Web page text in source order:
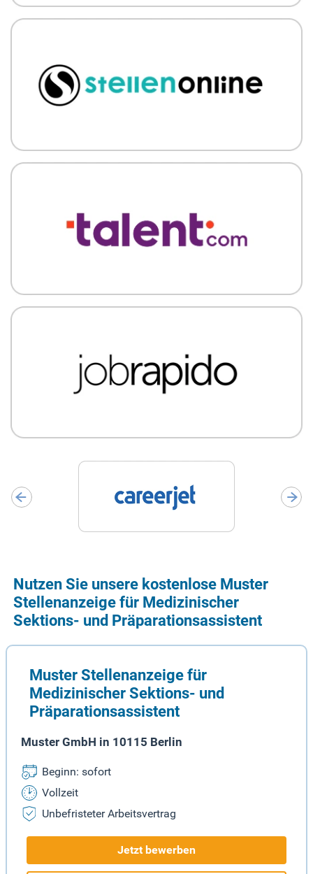
Nutzen Sie unsere kostenlose Muster
Stellenanzeige für Medizinischer
Sektions- und Präparationsassistent
Muster Stellenanzeige für
Medizinischer Sektions- und
Präparationsassistent
Muster GmbH in 10115 Berlin
Beginn: sofort
Vollzeit
Unbefristeter Arbeitsvertrag
Jetzt bewerben